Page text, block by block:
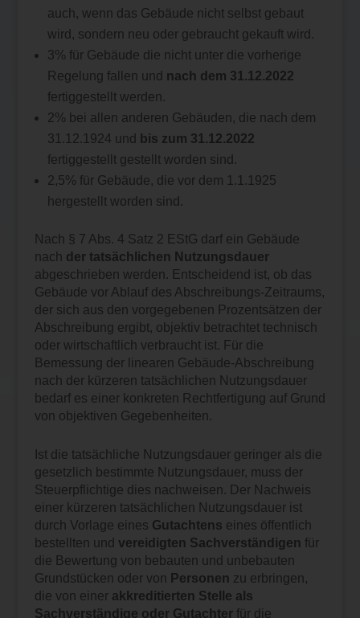
auch, wenn das Gebäude nicht selbst gebaut
wird, sondern neu oder gebraucht gekauft wird.
3% für Gebäude die nicht unter die vorherige
Regelung fallen und nach dem 31.12.2022
fertiggestellt werden.
2% bei allen anderen Gebäuden, die nach dem
31.12.1924 und
bis zum 31.12.2022
fertiggestellt gestellt worden sind.
2,5% für Gebäude, die vor dem 1.1.1925
hergestellt worden sind.
Nach § 7 Abs. 4 Satz 2 EStG darf ein Gebäude
nach der tatsächlichen Nutzungsdauer
abgeschrieben werden. Entscheidend ist, ob das
Gebäude vor Ablauf des Abschreibungs-Zeitraums,
der sich aus den vorgegebenen Prozentsätzen der
Abschreibung ergibt, objektiv betrachtet technisch
oder wirtschaftlich verbraucht ist. Für die
Bemessung der linearen Gebäude-Abschreibung
nach der kürzeren tatsächlichen Nutzungsdauer
bedarf es einer konkreten Rechtfertigung auf Grund
von objektiven Gegebenheiten.
Ist die tatsächliche Nutzungsdauer geringer als die
gesetzlich bestimmte Nutzungsdauer, muss der
Steuerpflichtige dies nachweisen. Der Nachweis
einer kürzeren tatsächlichen Nutzungsdauer ist
durch Vorlage eines Gutachtens eines öffentlich
bestellten und vereidigten Sachverständigen für
die Bewertung von bebauten und unbebauten
Grundstücken oder von Personen zu erbringen,
die von einer akkreditierten Stelle als
Sachverständige oder Gutachterfür die